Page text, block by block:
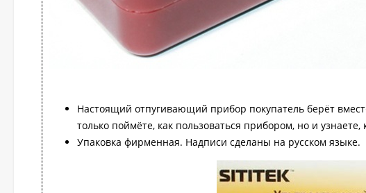
Настоящий отпугивающий прибор покупатель берёт
только поймёте, как пользоваться прибором, но и узнаете,
Упаковка фирменная. Надписи сделаны на русском языке.